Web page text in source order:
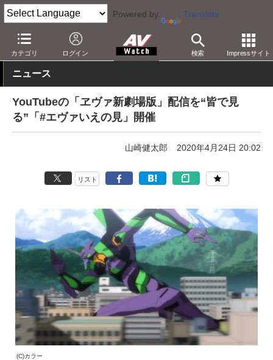
Powered by Translate
カテゴリ ログイン 検索 Impressサイト
AV Watch コンテンツ・サービス 映像配信 YouTube
ニュース
YouTubeの「ヱヴァ新劇場版」配信を“皆で見
る”「#エヴァいえの見」開催
山崎健太郎 2020年4月24日 20:02
リスト
(C)カラー